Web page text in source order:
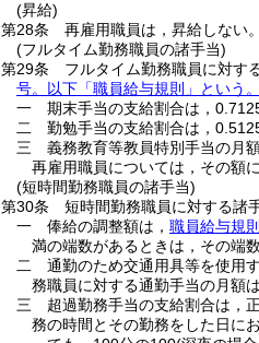
(昇給)
第28条
再雇用職員は，昇給しない。
(フルタイム勤務職員の諸手当)
第29条
フルタイム勤務職員に対す
号。以下「職員給与規則」という
一
期末手当の支給割合は，
二
勤勉手当の支給割合は，
三
義務教育等教員特別手当の月
再雇用職員については，その額
(短時間勤務職員の諸手当)
第30条
短時間勤務職員に対する諸
一
俸給の調整額は， 職員給与規
満の端数があるときは，その端
二
通勤のため交通用具等を使用
務職員に対する通勤手当の月額
三
超過勤務手当の支給割合は，
務の時間とその勤務をした日に